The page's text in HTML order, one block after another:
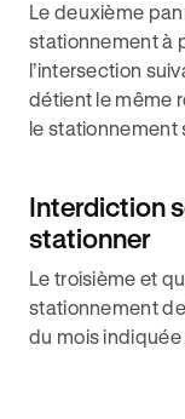
Le deuxième
stationnement à
l’intersection
détient le même
le stationnement
Interdiction
stationner
Le troisième et
stationnement
du mois